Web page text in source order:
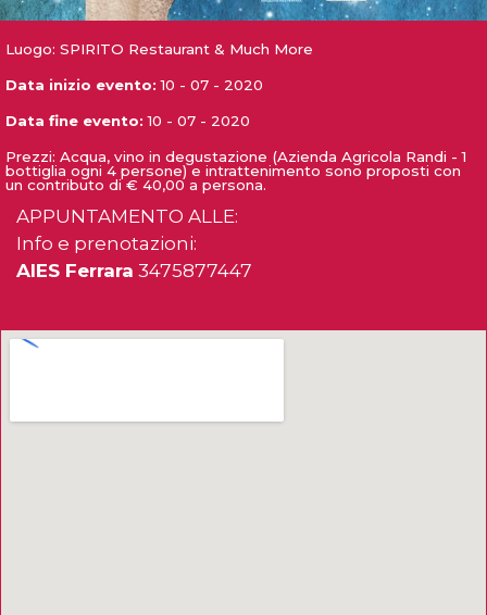
Luogo: SPIRITO Restaurant & Much More
Data inizio evento: 10 - 07 - 2020
Data fine evento:10 - 07 - 2020
Prezzi: Acqua, vino in degustazione (Azienda Agricola Randi - 1
bottiglia ogni 4 persone) e intrattenimento sono proposti con
un contributo di € 40,00 a persona.
APPUNTAMENTO ALLE:
Info e prenotazioni:
AIES Ferrara 3475877447